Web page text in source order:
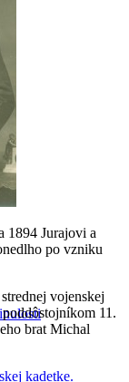
1894 Jurajovi a
po vzniku
vojenskej
11.
brat Michal